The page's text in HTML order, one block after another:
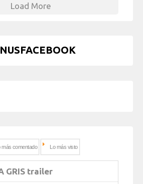
Load More
más comentado Lo más visto
GRIS trailer